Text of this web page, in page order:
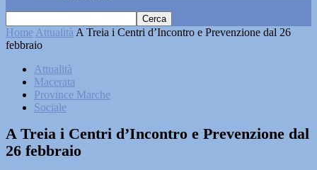
Home Attualità A Treia i Centri d’Incontro e Prevenzione dal 26
febbraio
Attualità
Macerata
Province Marche
Sociale
A Treia i Centri d’Incontro e Prevenzione dal
26 febbraio